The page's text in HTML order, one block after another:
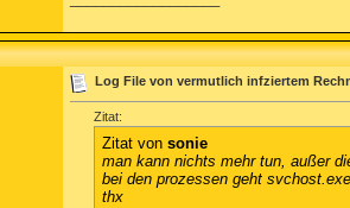
Log File von vermutlich infziertem
Zitat:
Zitat von sonie
man kann nichts mehr tun, außer
bei den prozessen geht
thx